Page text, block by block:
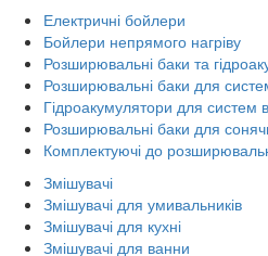
Електричні бойлери
Бойлери непрямого нагріву
Розширювальні баки та
Розширювальні баки для
Гідроакумулятори для систем
Розширювальні баки для
Комплектуючі до
Змішувачі
Змішувачі для умивальників
Змішувачі для кухні
Змішувачі для ванни